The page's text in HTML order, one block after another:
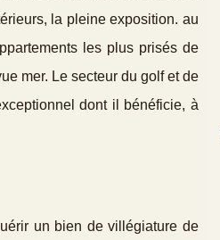
la pleine exposition. au
les plus prisés de
mer. Le secteur du golf et de
dont il bénéficie, à
un bien de villégiature de